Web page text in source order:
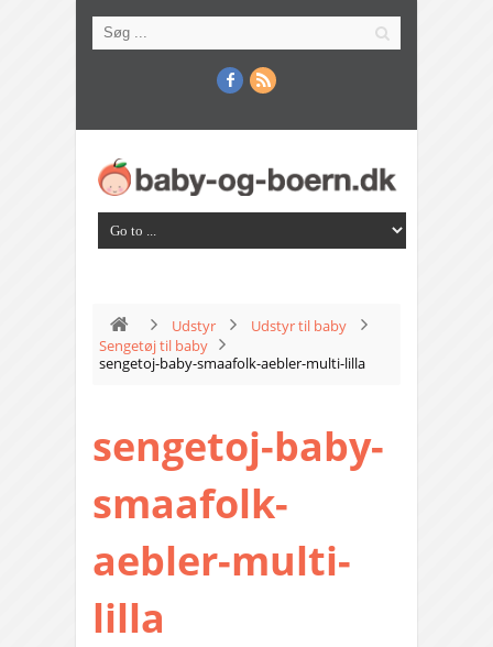
Udstyr
Udstyr til baby
Sengetøj til baby
sengetoj-baby-smaafolk-aebler-multi-lilla
sengetoj-baby-
smaafolk-
aebler-multi-
lilla